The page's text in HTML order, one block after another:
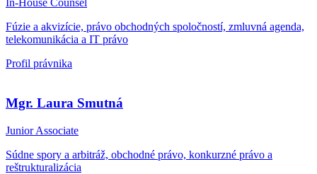
Fúzie a akvizície, právo obchodných spoločností, zmluvná agenda,
telekomunikácia a IT právo
Profil právnika
Mgr. Laura Smutná
Junior Associate
Súdne spory a arbitráž, obchodné právo, konkurzné právo a
reštrukturalizácia